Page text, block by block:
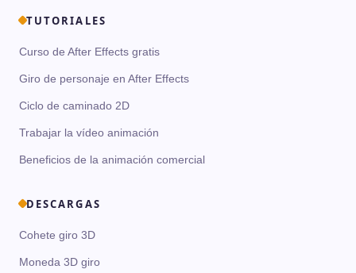
TUTORIALES
Curso de After Effects gratis
Giro de personaje en After Effects
Ciclo de caminado 2D
Trabajar la vídeo animación
Beneficios de la animación comercial
DESCARGAS
Cohete giro 3D
Moneda 3D giro